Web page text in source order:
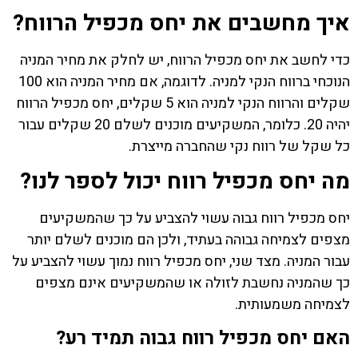
איך מחשבים את יחס מכפיל הרווח?
כדי לחשב את יחס מכפיל הרווח, יש לחלק את מחיר המניה
הנוכחי ברווח הנקי למניה. לדוגמה, אם מחיר המניה הוא 100
שקלים והרווח הנקי למניה הוא 5 שקלים, יחס מכפיל הרווח
יהיה 20. כלומר, המשקיעים מוכנים לשלם 20 שקלים עבור
כל שקל של רווח נקי שהחברה מייצרת.
מה יחס מכפיל רווח יכול לספר לנו?
יחס מכפיל רווח גבוה עשוי להצביע על כך שהמשקיעים
מצפים לצמיחה גבוהה בעתיד, ולכן הם מוכנים לשלם יותר
עבור המניה. מצד שני, יחס מכפיל רווח נמוך עשוי להצביע על
כך שהמניה נחשבת לזולה או שהמשקיעים אינם מצפים
לצמיחה משמעותית.
האם יחס מכפיל רווח גבוה תמיד רע?